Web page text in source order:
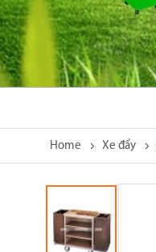
Home Xe đẩy
to
the
end